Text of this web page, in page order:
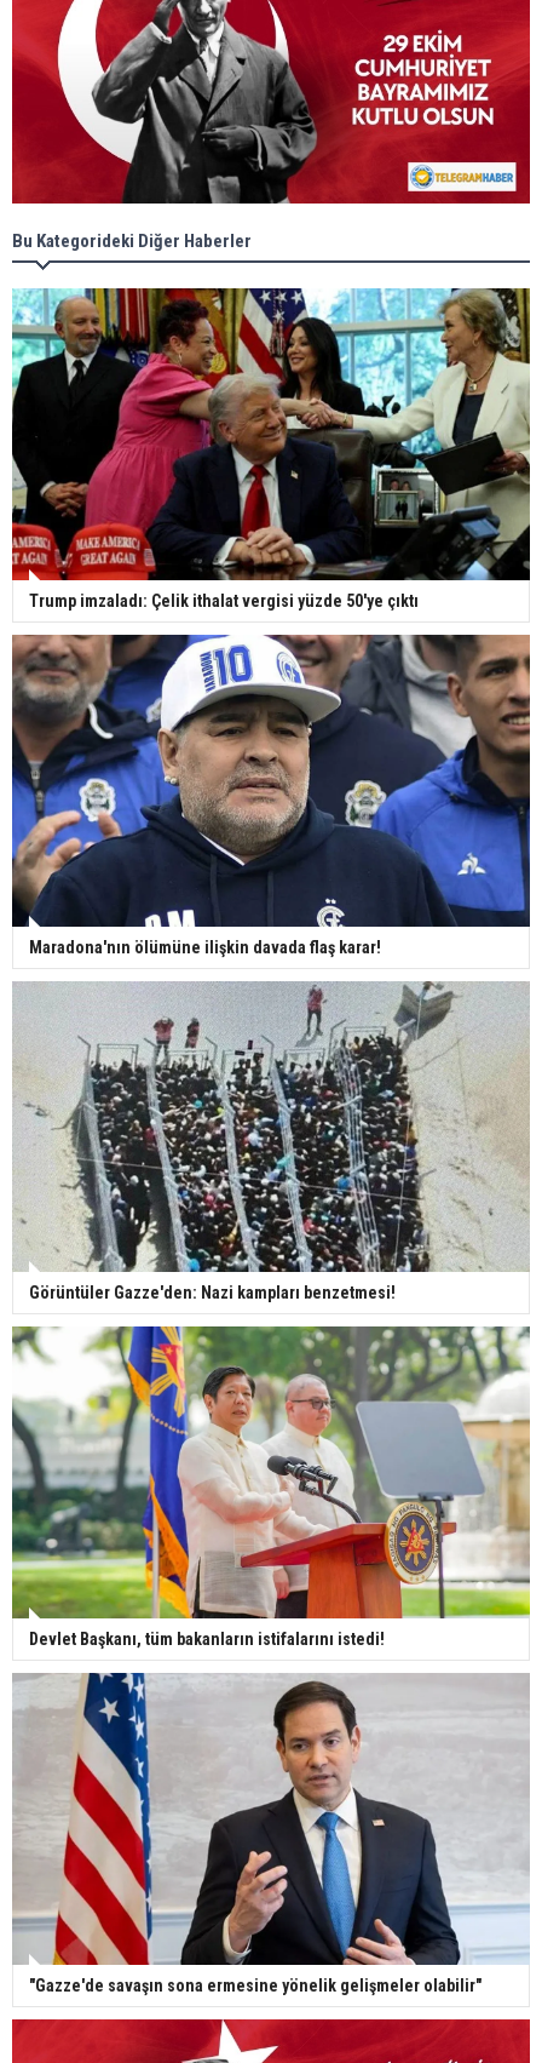
Bu Kategorideki Diğer Haberler
Trump imzaladı: Çelik ithalat vergisi yüzde 50'ye çıktı
Maradona'nın ölümüne ilişkin davada flaş karar!
Görüntüler Gazze'den: Nazi kampları benzetmesi!
Devlet Başkanı, tüm bakanların istifalarını istedi!
"Gazze'de savaşın sona ermesine yönelik gelişmeler olabilir"